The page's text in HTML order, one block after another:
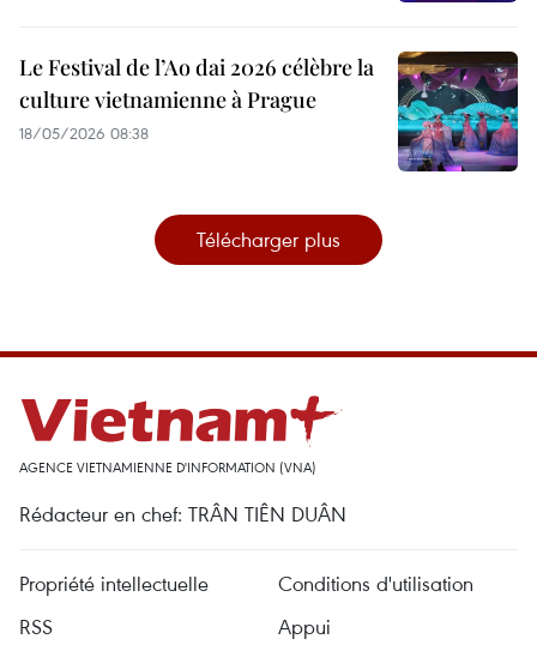
Le Festival de l’Ao dai 2026 célèbre la
culture vietnamienne à Prague
18/05/2026 08:38
Télécharger plus
AGENCE VIETNAMIENNE D'INFORMATION (VNA)
Rédacteur en chef: TRÂN TIÊN DUÂN
Propriété intellectuelle
Conditions d'utilisation
RSS
Appui